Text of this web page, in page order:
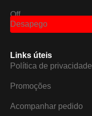
Off
Desapego
Links úteis
Política de privacidade
Promoções
Acompanhar pedido